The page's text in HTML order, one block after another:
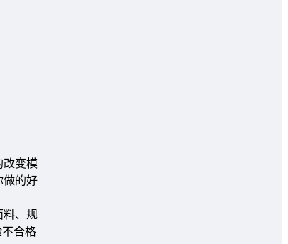
改变模
做的好
料、规
合格